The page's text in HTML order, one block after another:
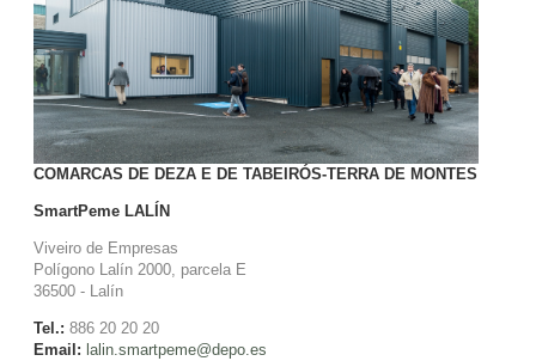
COMARCAS DE DEZA E DE TABEIRÓS-TERRA DE MONTES
SmartPeme LALÍN
Viveiro de Empresas
Polígono Lalín 2000, parcela E
36500 - Lalín
Tel.: 886 20 20 20
Email: lalin.smartpeme@depo.es